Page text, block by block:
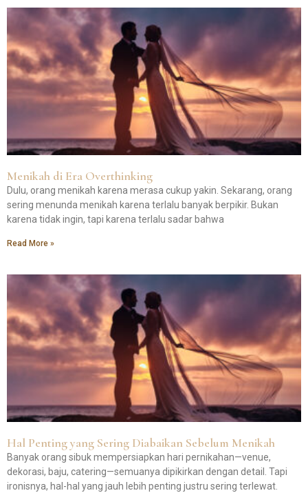
Menikah di Era Overthinking
Dulu, orang menikah karena merasa cukup yakin. Sekarang, orang
sering menunda menikah karena terlalu banyak berpikir. Bukan
karena tidak ingin, tapi karena terlalu sadar bahwa
Read More »
Hal Penting yang Sering Diabaikan Sebelum Menikah
Banyak orang sibuk mempersiapkan hari pernikahan—venue,
dekorasi, baju, catering—semuanya dipikirkan dengan detail. Tapi
ironisnya, hal-hal yang jauh lebih penting justru sering terlewat.